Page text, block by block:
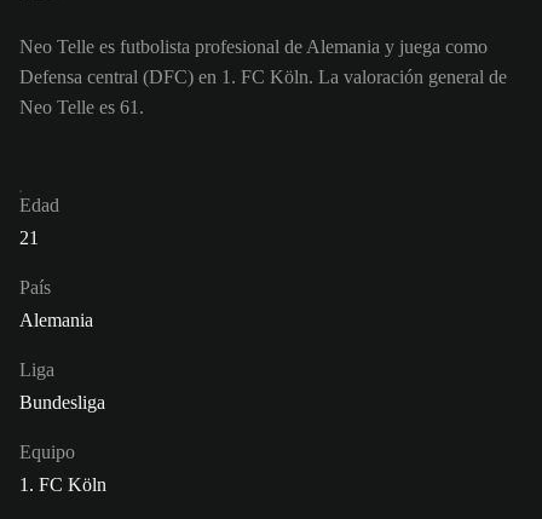
Neo Telle es futbolista profesional de Alemania y juega como
Defensa central (DFC) en 1. FC Köln. La valoración general de
Neo Telle es 61.
Edad
21
País
Alemania
Liga
Bundesliga
Equipo
1. FC Köln